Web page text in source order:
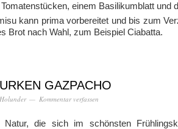
einem Basilikumblatt und
kann prima vorbereitet und bis zum
Brot nach Wahl, zum Beispiel Ciabatta.
GAZPACHO
Kommentar verfassen
die sich im schönsten